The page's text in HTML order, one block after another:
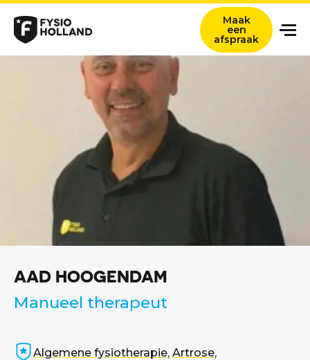
Onze zorg
Nieuws en ervaringsverhalen
Over ons
Werken bij
Contact
Maak
een
afspraak
AAD HOOGENDAM
Manueel therapeut
Algemene fysiotherapie, Artrose,